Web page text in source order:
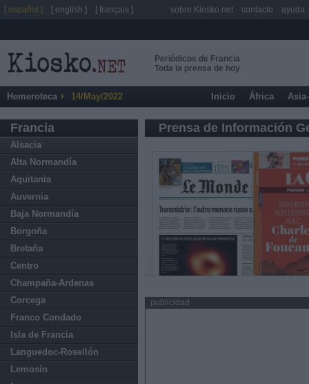
Periódicos de Francia
Toda la prensa de hoy
Hemeroteca 14/May/2022 Inicio África
Francia
Alsacia
Alta Normandía
Aquitania
Auvernia
Baja Normandía
Borgoña
Bretaña
Centro
Champaña-Ardenas
Corcega
Franco Condado
Isla de Francia
Languedoc-Rosellón
Lemosín
Prensa de Información
publicidad
[ español ] [ english ] [ français ] sobre Kiosko.net contacto ayuda